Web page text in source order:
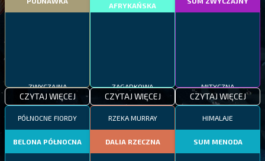
ZWYCZAJNA
CZYTAJ WIĘCEJ
AFRYKAŃSKA
ZAGADKOWA
CZYTAJ WIĘCEJ
MITYCZNA
CZYTAJ WIĘCEJ
PÓŁNOCNE FIORDY
BELONA PÓŁNOCNA
RZEKA MURRAY
DALIA RZECZNA
HIMALAJE
SUM MENODA